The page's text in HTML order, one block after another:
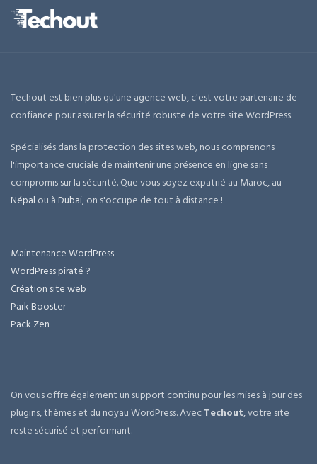
Techout est bien plus qu'une agence web, c'est votre partenaire de
confiance pour assurer la sécurité robuste de votre site WordPress.
Spécialisés dans la protection des sites web, nous comprenons
l'importance cruciale de maintenir une présence en ligne sans
compromis sur la sécurité. Que vous soyez expatrié au Maroc, au
Népal ou àDubai, on s'occupe de tout à distance !
Maintenance WordPress
WordPress piraté ?
Création site web
Park Booster
Pack Zen
On vous offre également un support continu pour les mises à jour des
plugins, thèmes et du noyau WordPress. AvecTechout, votre site
reste sécurisé et performant.